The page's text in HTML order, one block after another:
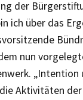
der
ich über das
nun
„Intention
Aktivitäten